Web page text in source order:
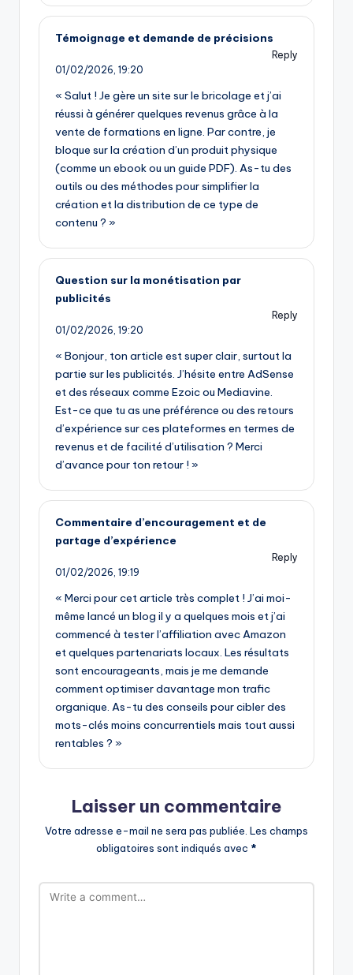
Témoignage et demande de précisions
Reply
01/02/2026, 19:20
« Salut ! Je gère un site sur le bricolage et j’ai
réussi à générer quelques revenus grâce à la
vente de formations en ligne. Par contre, je
bloque sur la création d’un produit physique
(comme un ebook ou un guide PDF). As-tu des
outils ou des méthodes pour simplifier la
création et la distribution de ce type de
contenu ? »
Question sur la monétisation par
publicités
Reply
01/02/2026, 19:20
« Bonjour, ton article est super clair, surtout la
partie sur les publicités. J’hésite entre AdSense
et des réseaux comme Ezoic ou Mediavine.
Est-ce que tu as une préférence ou des retours
d’expérience sur ces plateformes en termes de
revenus et de facilité d’utilisation ? Merci
d’avance pour ton retour ! »
Commentaire d’encouragement et de
partage d’expérience
Reply
01/02/2026, 19:19
« Merci pour cet article très complet ! J’ai moi-
même lancé un blog il y a quelques mois et j’ai
commencé à tester l’affiliation avec Amazon
et quelques partenariats locaux. Les résultats
sont encourageants, mais je me demande
comment optimiser davantage mon trafic
organique. As-tu des conseils pour cibler des
mots-clés moins concurrentiels mais tout aussi
rentables ? »
Laisser un commentaire
Votre adresse e-mail ne sera pas publiée. Les champs
obligatoires sont indiqués avec *